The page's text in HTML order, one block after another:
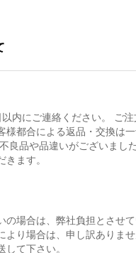
内にご連絡ください。 ご
様都合による返品・交換は
良品や品違いがございまし
きます。
の場合は、弊社負担とさせ
より場合は、申し訳ありま
して下さい。